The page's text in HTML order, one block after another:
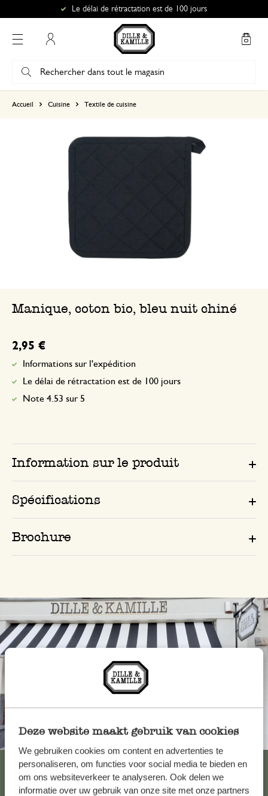
Deze website maakt gebruik van cookies
We gebruiken cookies om content en advertenties te
personaliseren, om functies voor social media te bieden en
om ons websiteverkeer te analyseren. Ook delen we
informatie over uw gebruik van onze site met onze partners
Le délai de rétractation est de 100 jours
Accueil Cuisine Textile de cuisine
Manique, coton bio, bleu nuit chiné
2,95 €
Informations sur l'expédition
Le délai de rétractation est de 100 jours
Note 4.53 sur 5
Information sur le produit
Spécifications
Brochure
Toujours à proximité
Voir les 62 magasins